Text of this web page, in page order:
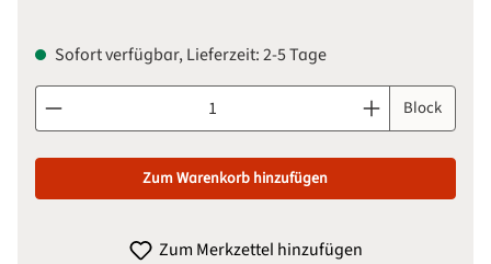
Sofort verfügbar, Lieferzeit: 2-5 Tage
Produkt Anzahl: Gib den gewünschten Wert ein oder
Block
Zum Warenkorb hinzufügen
Zum Merkzettel hinzufügen